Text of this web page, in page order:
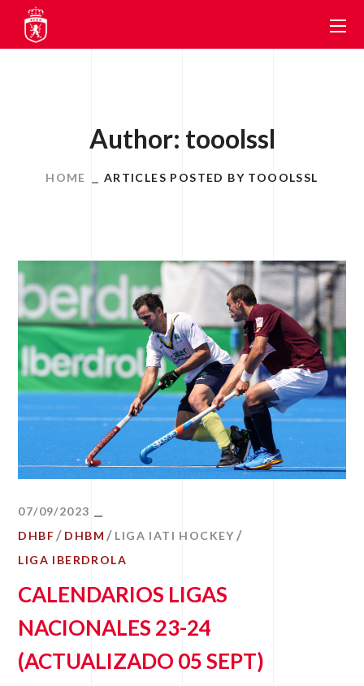
Author: tooolssl
HOME ARTICLES POSTED BY TOOOLSSL
07/09/2023
DHBF
DHBM
LIGA IATI HOCKEY
LIGA IBERDROLA
CALENDARIOS LIGAS
NACIONALES 23-24
(ACTUALIZADO 05 SEPT)